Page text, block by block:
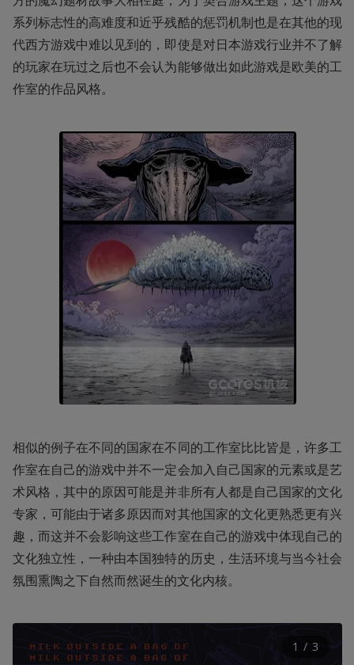
系列标志性的高难度和近乎残酷的惩罚机制也是在其他的现
代西方游戏中难以见到的，即使是对日本游戏行业并不了解
的玩家在玩过之后也不会认为能够做出如此游戏是欧美的工
作室的作品风格。
相似的例子在不同的国家在不同的工作室比比皆是，许多工
作室在自己的游戏中并不一定会加入自己国家的元素或是艺
术风格，其中的原因可能是并非所有人都是自己国家的文化
专家，可能由于诸多原因而对其他国家的文化更熟悉更有兴
趣，而这并不会影响这些工作室在自己的游戏中体现自己的
文化独立性，一种由本国独特的历史，生活环境与当今社会
氛围熏陶之下自然而然诞生的文化内核。
1 / 3